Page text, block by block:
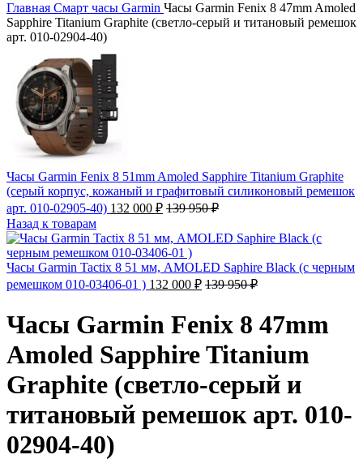
Главная Смарт часы Garmin Часы Garmin Fenix 8 47mm Amoled
Sapphire Titanium Graphite (светло-серый и титановый ремешок
арт. 010-02904-40)
Часы Garmin Fenix 8 51mm Amoled Sapphire Titanium Graphite
(серый корпус, кожаный и графитовый силиконовый ремешок
арт. 010-02905-40) 132 000 ₽ 139 950₽
Назад к товарам
Часы Garmin Tactix 8 51 мм, AMOLED Saphire Black (с черным
ремешком 010-03406-01 ) 132 000 ₽ 139 950₽
Часы Garmin Fenix 8 47mm
Amoled Sapphire Titanium
Graphite (светло-серый и
титановый ремешок арт. 010-
02904-40)